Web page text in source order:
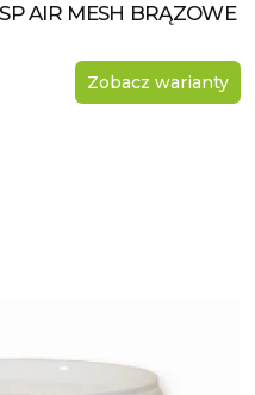
AIR MESH BRĄZOWE
Zobacz warianty